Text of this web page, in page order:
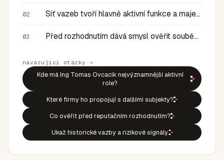
02 Síť vazeb tvoří hlavně aktivní funkce a majetkové role v…
03 Před rozhodnutím dává smysl ověřit souběh rolí, historic…
navazující otázky →
Kde má Ing Tomas Ovcacik nejvýznamnější aktivní
role?
Které firmy ho propojují s dalšími subjekty?
Co ověřit před reputačním rozhodnutím?
Ukaž historické vazby a rizikové signály.